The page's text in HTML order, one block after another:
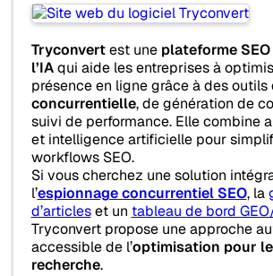
Tryconvertest une plateforme
l’IAqui aide les entreprises à
présence en ligne grâce à des outils
concurrentielle, de génération de
suivi de performance. Elle combine
et intelligence artificielle pour
workflows SEO.
Si vous cherchez une solution
l’espionnage concurrentiel SEO, la
d’articleset un tableau de bord
Tryconvert propose une approche
accessible de l’optimisation pour
recherche.